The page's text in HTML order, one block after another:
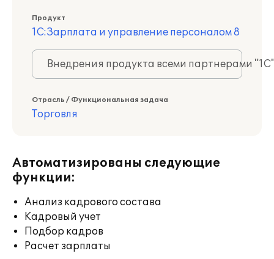
Продукт
1С:Зарплата и управление персоналом 8
Внедрения продукта всеми партнерами
Отрасль / Функциональная задача
Торговля
Автоматизированы следующие
функции:
Анализ кадрового состава
Кадровый учет
Подбор кадров
Расчет зарплаты